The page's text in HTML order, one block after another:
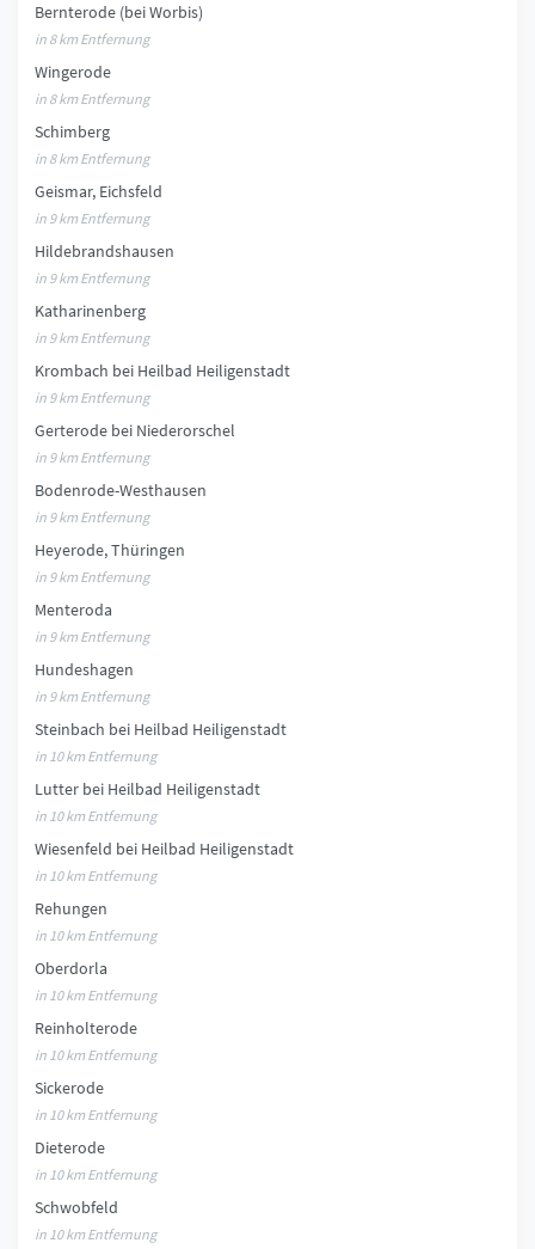
Bernterode (bei Worbis)
in 8 km Entfernung
Wingerode
in 8 km Entfernung
Schimberg
in 8 km Entfernung
Geismar, Eichsfeld
in 9 km Entfernung
Hildebrandshausen
in 9 km Entfernung
Katharinenberg
in 9 km Entfernung
Krombach bei Heilbad Heiligenstadt
in 9 km Entfernung
Gerterode bei Niederorschel
in 9 km Entfernung
Bodenrode-Westhausen
in 9 km Entfernung
Heyerode, Thüringen
in 9 km Entfernung
Menteroda
in 9 km Entfernung
Hundeshagen
in 9 km Entfernung
Steinbach bei Heilbad Heiligenstadt
in 10 km Entfernung
Lutter bei Heilbad Heiligenstadt
in 10 km Entfernung
Wiesenfeld bei Heilbad Heiligenstadt
in 10 km Entfernung
Rehungen
in 10 km Entfernung
Oberdorla
in 10 km Entfernung
Reinholterode
in 10 km Entfernung
Sickerode
in 10 km Entfernung
Dieterode
in 10 km Entfernung
Schwobfeld
in 10 km Entfernung